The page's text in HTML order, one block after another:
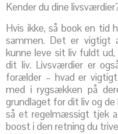
Kender du dine
Hvis ikke, så book en tid
sammen. Det er vigtigt
kunne leve sit liv fuldt
dit liv. Livsværdier er
forælder – hvad er
med i rygsækken på
grundlaget for dit liv og
så et regelmæssigt tjek
boost i den retning du